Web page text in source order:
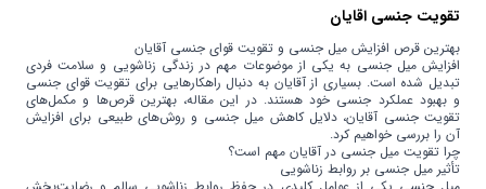
تقویت جنسی اقایان
بهترین قرص افزایش میل جنسی و تقویت قوای جنسی آقایان
افزایش میل جنسی به یکی از موضوعات مهم در زندگی زناشویی و سلامت فردی
تبدیل شده است. بسیاری از آقایان به دنبال راهکارهایی برای تقویت قوای جنسی
و بهبود عملکرد جنسی خود هستند. در این مقاله، بهترین قرص‌ها و مکمل‌های
تقویت جنسی آقایان، دلایل کاهش میل جنسی و روش‌های طبیعی برای افزایش
آن را بررسی خواهیم کرد.
چرا تقویت میل جنسی در آقایان مهم است؟
تأثیر میل جنسی بر روابط زناشویی